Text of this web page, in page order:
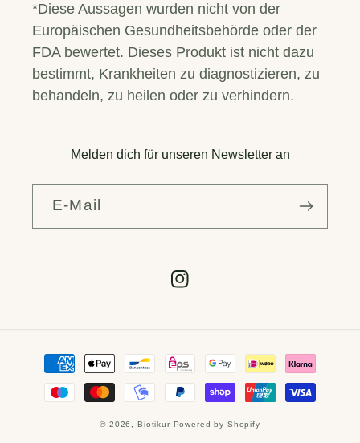
*Diese Aussagen wurden nicht von der
Europäischen Gesundheitsbehörde oder der
FDA bewertet. Dieses Produkt ist nicht dazu
bestimmt, Krankheiten zu diagnostizieren, zu
behandeln, zu heilen oder zu verhindern.
Melden dich für unseren Newsletter an
E-Mail
Instagram
Zahlungsmethoden
© 2026,Biotikur Powered by Shopify